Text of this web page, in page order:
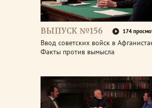
ВЫПУСК №156 174
Ввод советских войск в
Факты против вымысла